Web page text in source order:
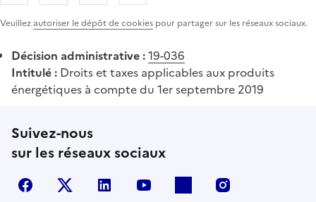
Veuillezautoriser le dépôt de cookies pour partager sur les réseaux sociaux.
Décision administrative :19-036
Intitulé : Droits et taxes applicables aux produits
énergétiques à compte du 1er septembre 2019
Suivez-nous
sur les réseaux sociaux
FacebookX (anciennement Twitter)
LinkedIn Flickr